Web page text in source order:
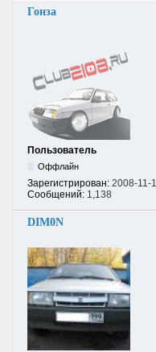
Гонза
Пользователь
Оффлайн
Зарегистрирован: 2008-11-
Сообщений: 1,138
DIM0N